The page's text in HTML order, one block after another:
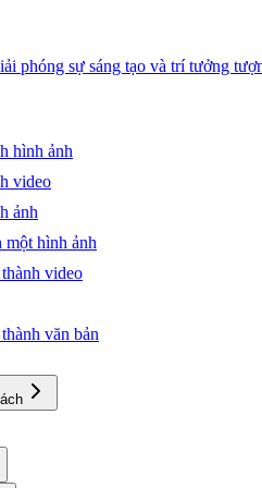
phóng sự sáng tạo và trí tưởng
hình ảnh
video
ảnh
một hình ảnh
video
văn bản